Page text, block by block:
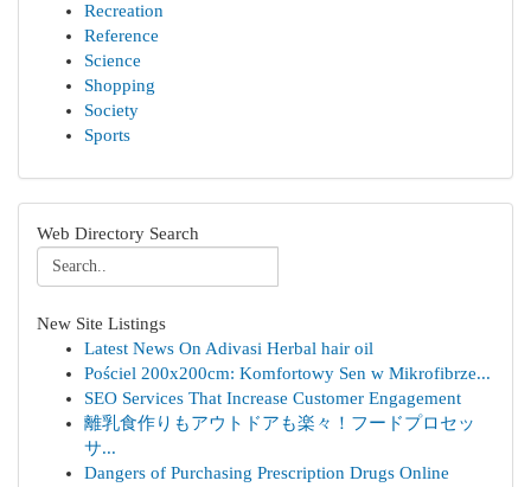
Recreation
Reference
Science
Shopping
Society
Sports
Web Directory Search
New Site Listings
Latest News On Adivasi Herbal hair oil
Pościel 200x200cm: Komfortowy Sen w Mikrofibrze...
SEO Services That Increase Customer Engagement
離乳食作りもアウトドアも楽々！フードプロセッ
サ...
Dangers of Purchasing Prescription Drugs Online